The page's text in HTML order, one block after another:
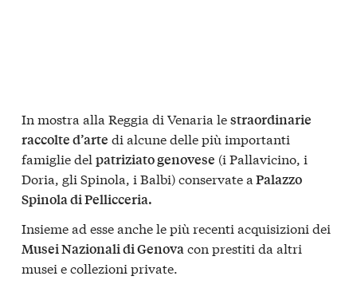
In mostra alla Reggia di Venaria lestraordinarie
raccolte d’arte di alcune delle più importanti
famiglie del patriziato genovese (i Pallavicino, i
Doria, gli Spinola, i Balbi) conservate a Palazzo
Spinola di Pellicceria.
Insieme ad esse anche le più recenti acquisizioni dei
Musei Nazionali di Genovacon prestiti da altri
musei e collezioni private.